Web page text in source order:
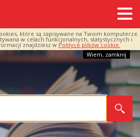
które są zapisywane na Twoim komputerze.
w celach funkcjonalnych, statystycznych i
znajdziesz w Polityce plików cookie.
Wiem, zamknij